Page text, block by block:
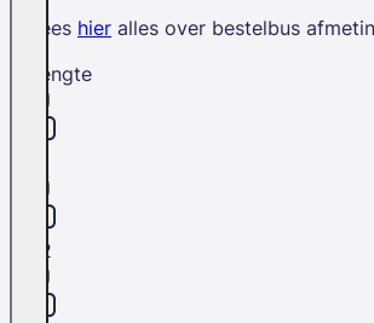
Lees hier alles over bestelbus
Lengte
L2